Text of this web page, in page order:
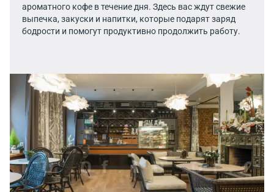
ароматного кофе в течение дня. Здесь вас ждут свежие
выпечка, закуски и напитки, которые подарят заряд
бодрости и помогут продуктивно продолжить работу.